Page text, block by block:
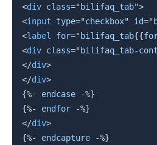
<div class=" bilifaq_tab">
<input type="checkbox" id="
<label for=" bilifaq_tab{{
<div class=" bilifaq_tab-
</div>
</div>
{%-
endcase
-%}
{%-
endfor
-%}
</div>
{%-
endcapture -%}